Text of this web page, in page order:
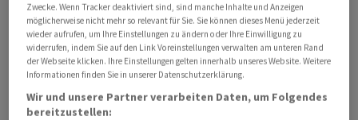
Milliarden Euro kosten», sagte Bayerns
Ministerpräsident Markus Söder. Der Freistaat werde
sich mit 400 Millionen Euro beteiligen. Mindestens
weitere 400 Millionen Euro kommen über Proxima
Fusion durch private Investoren - dieser Tage findet in
München dazu eine grosse Investorenkonferenz statt,
Zwecke. Wenn Tracker deaktiviert sind, sind manche Inhalte und Anzeigen
möglicherweise nicht mehr so relevant für Sie. Sie können dieses Menü jederzeit
wieder aufrufen, um Ihre Einstellungen zu ändern oder Ihre Einwilligung zu
widerrufen, indem Sie auf den Link Voreinstellungen verwalten am unteren Rand
der Webseite klicken. Ihre Einstellungen gelten innerhalb unseres Website. Weitere
Informationen finden Sie in unserer Datenschutzerklärung.
Wir und unsere Partner verarbeiten Daten, um Folgendes
bereitzustellen: